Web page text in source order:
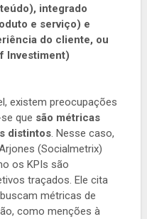
integrado
e serviço) e
do cliente, ou
Investiment)
existem preocupações
que são métricas
distintos. Nesse caso,
(Socialmetrix)
os KPIs são
traçados. Ele cita
métricas de
como menções à